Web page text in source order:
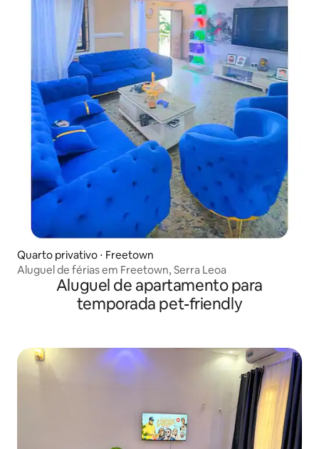
Quarto privativo ⋅ Freetown
Aluguel de férias em Freetown, Serra Leoa
Aluguel de apartamento para
temporada pet-friendly